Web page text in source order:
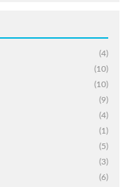
(4)
(10)
(10)
(9)
(4)
(1)
(5)
(3)
(6)